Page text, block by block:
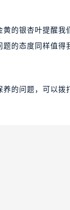
的银杏叶提醒我
的态度同样值得
的问题，可以拨